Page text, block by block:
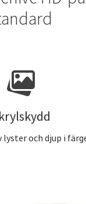
lyster och djup i